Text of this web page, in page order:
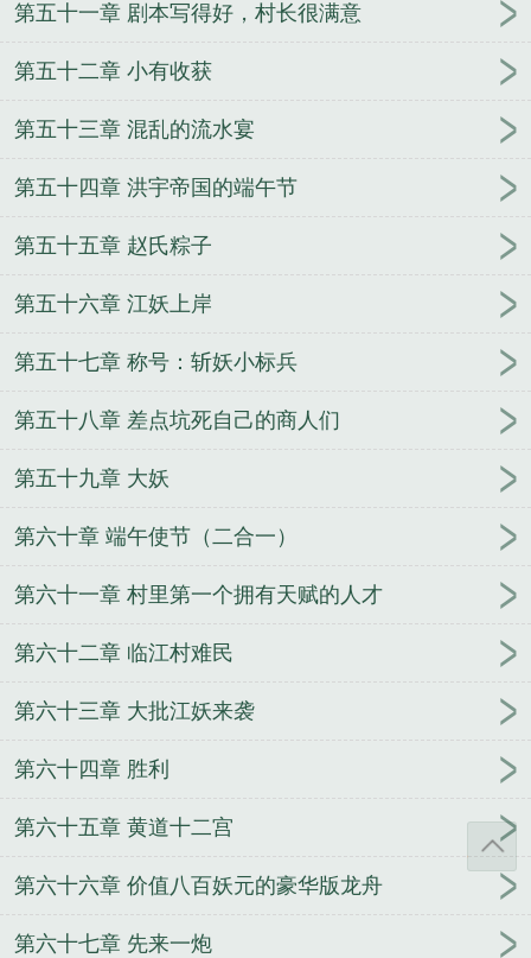
第五十一章 剧本写得好，村长很满意
第五十二章 小有收获
第五十三章 混乱的流水宴
第五十四章 洪宇帝国的端午节
第五十五章 赵氏粽子
第五十六章 江妖上岸
第五十七章 称号：斩妖小标兵
第五十八章 差点坑死自己的商人们
第五十九章 大妖
第六十章 端午使节（二合一）
第六十一章 村里第一个拥有天赋的人才
第六十二章 临江村难民
第六十三章 大批江妖来袭
第六十四章 胜利
第六十五章 黄道十二宫
第六十六章 价值八百妖元的豪华版龙舟
第六十七章 先来一炮